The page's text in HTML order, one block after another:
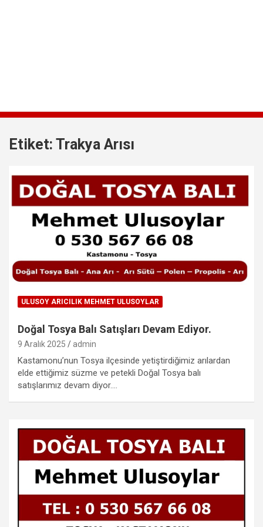
Etiket: Trakya Arısı
ULUSOY ARICILIK MEHMET ULUSOYLAR
Doğal Tosya Balı Satışları Devam Ediyor.
9 Aralık 2025 admin
Kastamonu’nun Tosya ilçesinde yetiştirdiğimiz arılardan
elde ettiğimiz süzme ve petekli Doğal Tosya balı
satışlarımız devam diyor.…